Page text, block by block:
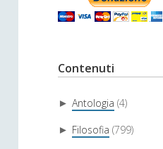
Contenuti
► Antologia (4)
► Filosofia (799)